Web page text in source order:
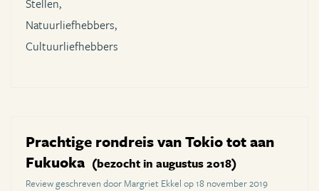
Natuurliefhebbers,
Cultuurliefhebbers
Prachtige rondreis van Tokio tot aan
Fukuoka (bezocht in augustus 2018)
Review geschreven door Margriet Ekkel op 18 november 2019